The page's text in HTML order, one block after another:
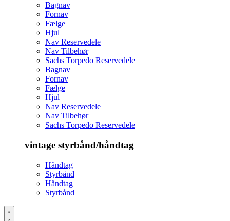
Bagnav
Fornav
Fælge
Hjul
Nav Reservedele
Nav Tilbehør
Sachs Torpedo Reservedele
Bagnav
Fornav
Fælge
Hjul
Nav Reservedele
Nav Tilbehør
Sachs Torpedo Reservedele
vintage styrbånd/håndtag
Håndtag
Styrbånd
Håndtag
Styrbånd